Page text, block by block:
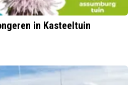
in Kasteeltuin